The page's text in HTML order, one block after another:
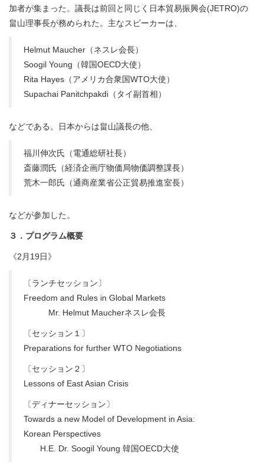
加者が集まった。議長は前回と同じく日本貿易振興会(JETRO)の
畠山理事長が務められた。主なスピーカーは、
Helmut Maucher（ネスレ会長）
Soogil Young（韓国OECD大使）
Rita Hayes（アメリカ合衆国WTO大使）
Supachai Panitchpakdi（タイ副首相）
などである。日本からは畠山議長の他、
福川伸次氏（電通総研社長）
斎藤潤氏（経済企画庁物価局物価調整課長）
荒木一郎氏（通商産業省公正貿易推進室長）
などが参加した。
３．プログラム概要
《2月19日》
〔ランチセッション〕
Freedom and Rules in Global Markets
Mr. Helmut Maucherネスレ会長
〔セッション１〕
Preparations for further WTO Negotiations
〔セッション２〕
Lessons of East Asian Crisis
〔ディナーセッション〕
Towards a new Model of Development in Asia:
Korean Perspectives
H.E. Dr. Soogil Young 韓国OECD大使